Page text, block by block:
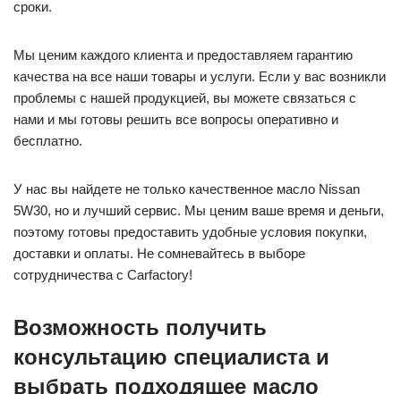
сроки.
Мы ценим каждого клиента и предоставляем гарантию
качества на все наши товары и услуги. Если у вас возникли
проблемы с нашей продукцией, вы можете связаться с
нами и мы готовы решить все вопросы оперативно и
бесплатно.
У нас вы найдете не только качественное масло Nissan
5W30, но и лучший сервис. Мы ценим ваше время и деньги,
поэтому готовы предоставить удобные условия покупки,
доставки и оплаты. Не сомневайтесь в выборе
сотрудничества с Carfactory!
Возможность получить
консультацию специалиста и
выбрать подходящее масло